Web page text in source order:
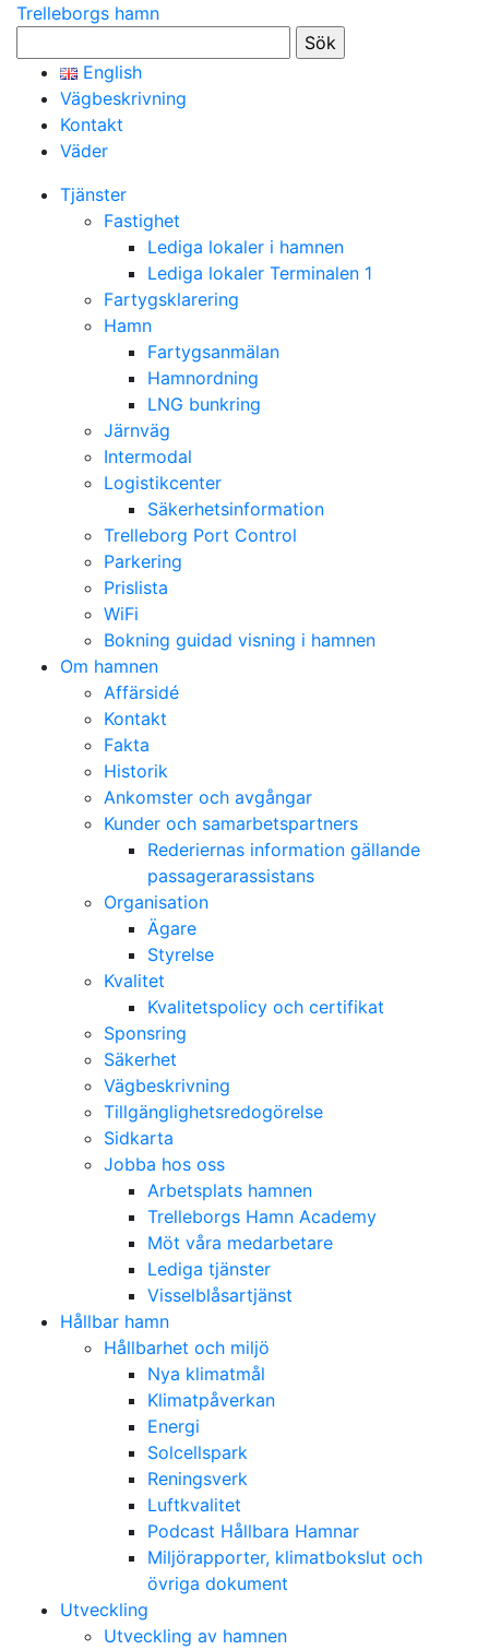
Trelleborgs hamn
efter:
English
Vägbeskrivning
Kontakt
Väder
Tjänster
Fastighet
Lediga lokaler i hamnen
Lediga lokaler Terminalen 1
Fartygsklarering
Hamn
Fartygsanmälan
Hamnordning
LNG bunkring
Järnväg
Intermodal
Logistikcenter
Säkerhetsinformation
Trelleborg Port Control
Parkering
Prislista
WiFi
Bokning guidad visning i hamnen
Om hamnen
Affärsidé
Kontakt
Fakta
Historik
Ankomster och avgångar
Kunder och samarbetspartners
Rederiernas information gällande
passagerarassistans
Organisation
Ägare
Styrelse
Kvalitet
Kvalitetspolicy och certifikat
Sponsring
Säkerhet
Vägbeskrivning
Tillgänglighetsredogörelse
Sidkarta
Jobba hos oss
Arbetsplats hamnen
Trelleborgs Hamn Academy
Möt våra medarbetare
Lediga tjänster
Visselblåsartjänst
Hållbar hamn
Hållbarhet och miljö
Nya klimatmål
Klimatpåverkan
Energi
Solcellspark
Reningsverk
Luftkvalitet
Podcast Hållbara Hamnar
Miljörapporter, klimatbokslut och
övriga dokument
Utveckling
Utveckling av hamnen